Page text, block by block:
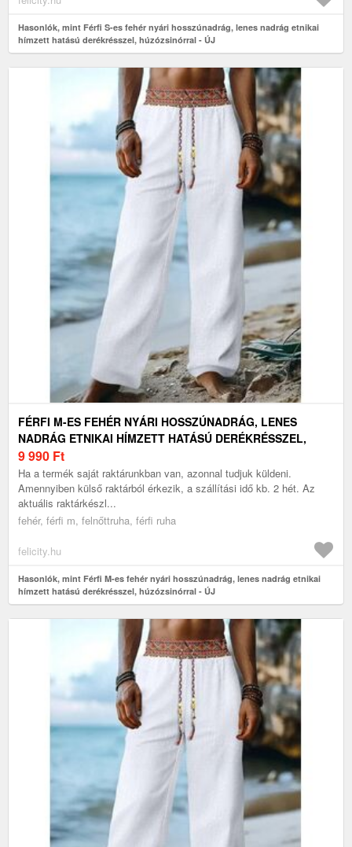
Hasonlók, mint Férfi S-es fehér nyári hosszúnadrág, lenes nadrág etnikai
hímzett hatású derékrésszel, húzózsinórral - ÚJ
FÉRFI M-ES FEHÉR NYÁRI HOSSZÚNADRÁG, LENES
NADRÁG ETNIKAI HÍMZETT HATÁSÚ DERÉKRÉSSZEL,
HÚZÓZSINÓRRAL - ÚJ
9 990 Ft
Ha a termék saját raktárunkban van, azonnal tudjuk küldeni.
Amennyiben külső raktárból érkezik, a szállítási idő kb. 2 hét. Az
aktuális raktárkészl...
fehér, férfi m, felnőttruha, férfi ruha
felicity.hu
Hasonlók, mint Férfi M-es fehér nyári hosszúnadrág, lenes nadrág etnikai
hímzett hatású derékrésszel, húzózsinórral - ÚJ